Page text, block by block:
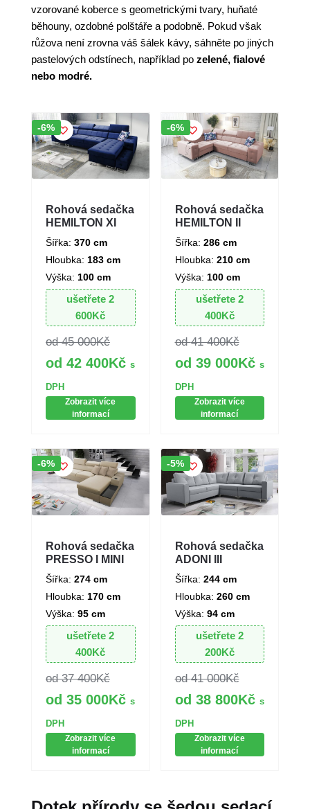
vzorované koberce s geometrickými tvary, huňaté
běhouny, ozdobné polštáře a podobně. Pokud však
růžova není zrovna váš šálek kávy, sáhněte po jiných
pastelových odstínech, například po zelené, fialové
nebo modré.
Sleva!
-6%
Rohová sedačka
HEMILTON XI
Šířka: 370 cm
Hloubka: 183 cm
Výška: 100 cm
ušetřete2
600Kč
45 000Kč
42 400Kč s
DPH
Zobrazit více
informací
Sleva!
-6%
Rohová sedačka
HEMILTON II
Šířka: 286 cm
Hloubka: 210 cm
Výška: 100 cm
ušetřete 2
400Kč
41 400Kč
39 000Kč s
DPH
Zobrazit více
informací
Sleva!
-6%
Rohová sedačka
PRESSO I MINI
Šířka: 274 cm
Hloubka: 170 cm
Výška: 95 cm
ušetřete2
400Kč
37 400Kč
35 000Kč s
DPH
Zobrazit více
informací
Sleva!
-5%
Rohová sedačka
ADONI III
Šířka: 244 cm
Hloubka: 260 cm
Výška: 94 cm
ušetřete 2
200Kč
41 000Kč
38 800Kč s
DPH
Zobrazit více
informací